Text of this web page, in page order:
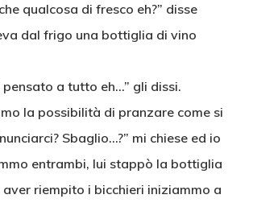
qualcosa di fresco eh?” disse
dal frigo una bottiglia di vino
pensato a tutto eh…” gli dissi.
la possibilità di pranzare come si
Sbaglio…?” mi chiese ed io
entrambi, lui stappò la bottiglia
riempito i bicchieri iniziammo a